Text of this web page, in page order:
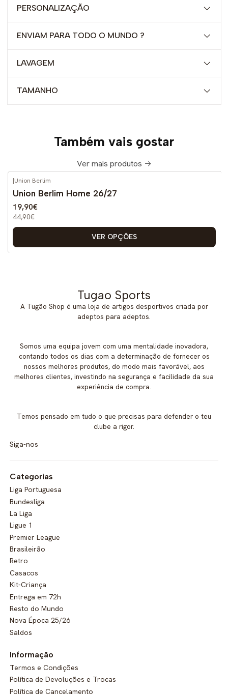
PERSONALIZAÇÃO
ENVIAM PARA TODO O MUNDO ?
LAVAGEM
TAMANHO
Também vais gostar
Ver mais produtos
-56%DESCONTO
|Union Berlim
Union Berlim Home 26/27
19,90€
44,90€
VER OPÇÕES
Tugao Sports
A Tugão Shop é uma loja de artigos desportivos criada por
adeptos para adeptos.
Somos uma equipa jovem com uma mentalidade inovadora,
contando todos os dias com a determinação de fornecer os
nossos melhores produtos, do modo mais favorável, aos
melhores clientes, investindo na segurança e facilidade da sua
experiência de compra.
Temos pensado em tudo o que precisas para defender o teu
clube a rigor.
Siga-nos
Categorias
Liga Portuguesa
Bundesliga
La Liga
Ligue 1
Premier League
Brasileirão
Retro
Casacos
Kit-Criança
Entrega em 72h
Resto do Mundo
Nova Época 25/26
Saldos
Informação
Termos e Condições
Política de Devoluções e Trocas
Política de Cancelamento